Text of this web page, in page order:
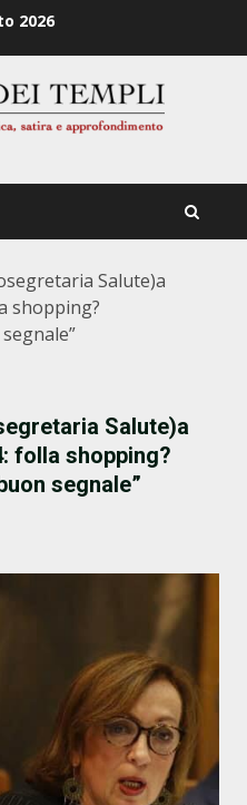
2026
Salute)a
shopping?
Salute)a
folla shopping?
segnale”